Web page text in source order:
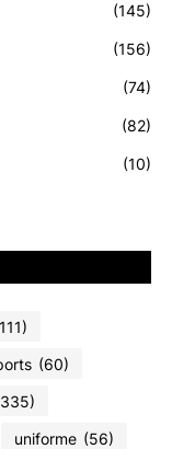
(145)
(156)
(74)
(82)
(10)
(60)
uniforme (56)